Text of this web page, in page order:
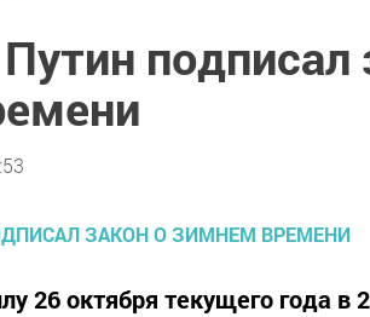
подписал
26 октября текущего года в